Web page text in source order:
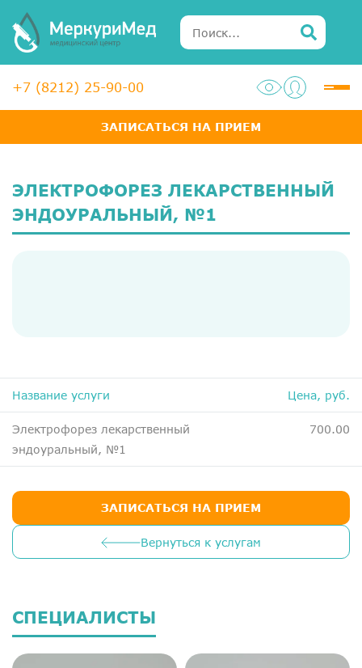
+7 (8212) 25-90-00
ЗАПИСАТЬСЯ НА ПРИЕМ
Услуги
Медосмотры
Чекапы
Новости
ЭЛЕКТРОФОРЕЗ ЛЕКАРСТВЕННЫЙ
ЭНДОУРАЛЬНЫЙ, №1
Название услуги Цена, руб.
Электрофорез лекарственный
эндоуральный, №1
700.00
Вернуться к услугам
ЗАПИСАТЬСЯ НА ПРИЕМ
СПЕЦИАЛИСТЫ